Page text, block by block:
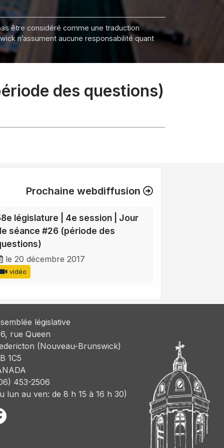
être considéré comme une traduction
n’assument aucune responsabilité quant
des questions)
Prochaine webdiffusion
législature | 4e session | Jour
séance #26 (période des
le 20 décembre 2017
vidéo
législative
rue Queen
(Nouveau-Brunswick)
1C5
453-2506
lun au ven: de 8 h 15 à 16 h 30)